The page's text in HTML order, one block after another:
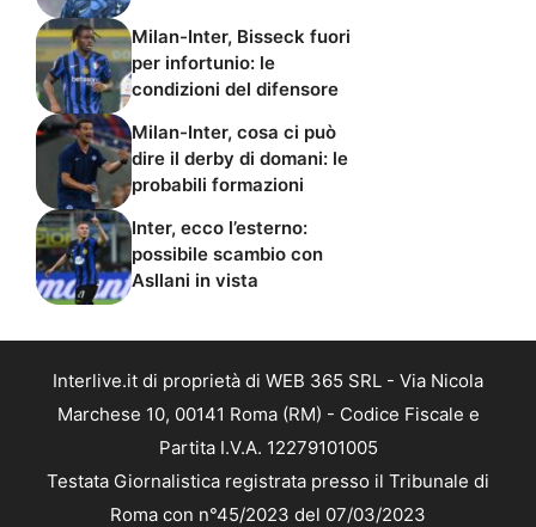
Milan-Inter, Bisseck fuori
per infortunio: le
condizioni del difensore
Milan-Inter, cosa ci può
dire il derby di domani: le
probabili formazioni
Inter, ecco l’esterno:
possibile scambio con
Asllani in vista
Interlive.it di proprietà di WEB 365 SRL - Via Nicola
Marchese 10, 00141 Roma (RM) - Codice Fiscale e
Partita I.V.A. 12279101005
Testata Giornalistica registrata presso il Tribunale di
Roma con n°45/2023 del 07/03/2023